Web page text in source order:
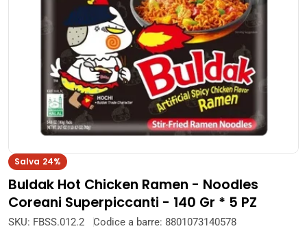
Apri supporto 0 in modalità modale
Salva 24%
Buldak Hot Chicken Ramen - Noodles
Coreani Superpiccanti - 140 Gr * 5 PZ
SKU: FBSS.012.2 Codice a barre: 8801073140578